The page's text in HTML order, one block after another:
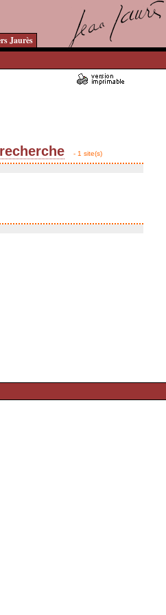
Jaurès
- 1 site(s)